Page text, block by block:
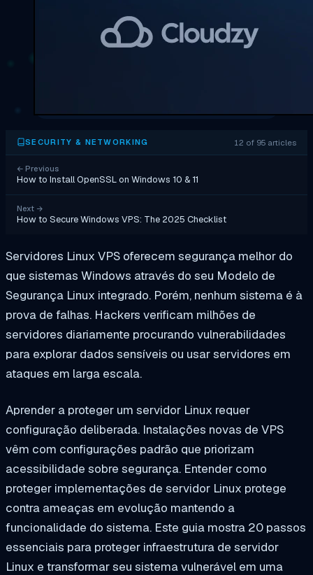
SECURITY & NETWORKING 12 of 95 articles
← Previous
How to Install OpenSSL on Windows 10 & 11
Next →
How to Secure Windows VPS: The 2025 Checklist
Servidores Linux VPS oferecem segurança melhor do
que sistemas Windows através do seu Modelo de
Segurança Linux integrado. Porém, nenhum sistema é à
prova de falhas. Hackers verificam milhões de
servidores diariamente procurando vulnerabilidades
para explorar dados sensíveis ou usar servidores em
ataques em larga escala.
Aprender a proteger um servidor Linux requer
configuração deliberada. Instalações novas de VPS
vêm com configurações padrão que priorizam
acessibilidade sobre segurança. Entender como
proteger implementações de servidor Linux protege
contra ameaças em evolução mantendo a
funcionalidade do sistema. Este guia mostra 20 passos
essenciais para proteger infraestrutura de servidor
Linux e transformar seu sistema vulnerável em uma